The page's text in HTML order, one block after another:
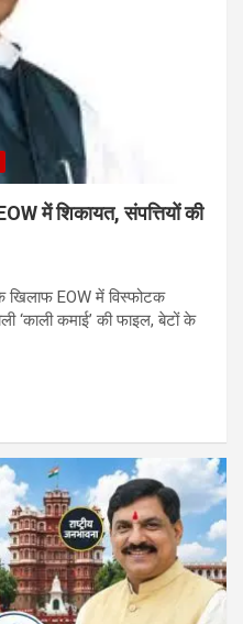
में शिकायत, संपत्तियों की
खिलाफ EOW में विस्फोटक
‘काली कमाई’ की फाइल, बेटों के
ar
e